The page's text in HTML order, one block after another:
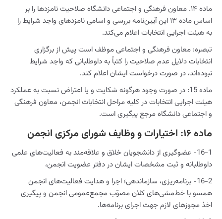
ماده ۱۴. معاون فرهنگی و اجتماعی دانشگاه صلاحیت نامزدها را بر
اساس ماده ۱۳ این آیین‌نامه بررسی و اسامی نامزدهای واجد شرایط را
به هیئت اجرایی انتخابات اعلام می‌کند.
تبصره: معاون فرهنگی و اجتماعی موظف است پیش از برگزاری
انتخابات دلایل عدم صلاحیت را کتباً به داوطلبانی که واجد شرایط
نبوده‌اند، در صورت درخواست ایشان اعلام کند.
ماده 15: در صورت وجود هرگونه شکایت و یا اعتراض نسبت به عملکرد
هیئت اجرایی انتخابات در کلیه مراحل انتخابات انجمن، معاون فرهنگی
و اجتماعی دانشگاه مرجع پیگیری است.
ماده ۱۶: اختیارات و وظایف شورای مرکزی انجمن
16-1- عضوگیری از دانشجویان خلاق و علاقه‌مند به فعالیت‌های علمی
داوطلبانه و ثبت مشخصات ایشان در دفتر عضویت انجمن،
16-2- برنامه‌ریزی، سازماندهی؛ اجرا و هدایت فعالیت‌های انجمن
همسو با خط‌مشی‌های کلان مصوّب مجمع‌عمومی انجمن و پیگیری
اخذ مجوزهای لازم جهت اجرای برنامه‌ها.